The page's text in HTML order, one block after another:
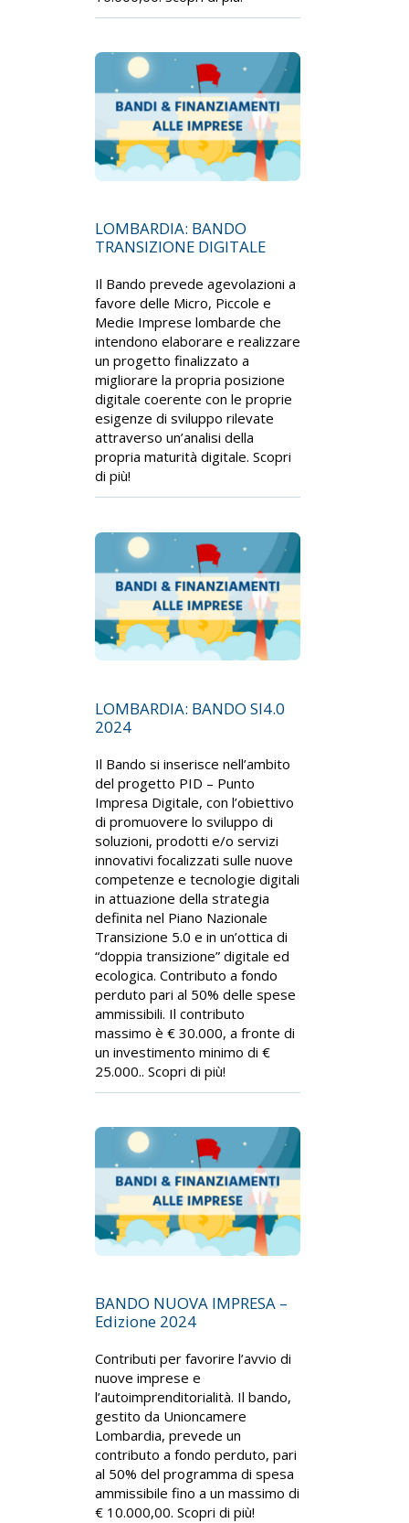
LOMBARDIA: BANDO
TRANSIZIONE DIGITALE
Il Bando prevede agevolazioni a
favore delle Micro, Piccole e
Medie Imprese lombarde che
intendono elaborare e realizzare
un progetto finalizzato a
migliorare la propria posizione
digitale coerente con le proprie
esigenze di sviluppo rilevate
attraverso un’analisi della
propria maturità digitale. Scopri
di più!
LOMBARDIA: BANDO SI4.0
2024
Il Bando si inserisce nell’ambito
del progetto PID – Punto
Impresa Digitale, con l’obiettivo
di promuovere lo sviluppo di
soluzioni, prodotti e/o servizi
innovativi focalizzati sulle nuove
competenze e tecnologie digitali
in attuazione della strategia
definita nel Piano Nazionale
Transizione 5.0 e in un’ottica di
“doppia transizione” digitale ed
ecologica. Contributo a fondo
perduto pari al 50% delle spese
ammissibili. Il contributo
massimo è € 30.000, a fronte di
un investimento minimo di €
25.000.. Scopri di più!
BANDO NUOVA IMPRESA –
Edizione 2024
Contributi per favorire l’avvio di
nuove imprese e
l’autoimprenditorialità. Il bando,
gestito da Unioncamere
Lombardia, prevede un
contributo a fondo perduto, pari
al 50% del programma di spesa
ammissibile fino a un massimo di
€ 10.000,00. Scopri di più!